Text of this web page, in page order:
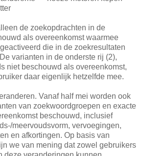
de zoekopdrachten in de
als overeenkomst waarmee
die in de zoekresultaten
varianten in de onderste rij (2),
niet beschouwd als overeenkomst,
daar eigenlijk hetzelfde mee.
Vanaf half mei worden ook
van zoekwoordgroepen en exacte
beschouwd, inclusief
meervoudsvorm, vervoegingen,
en afkortingen. Op basis van
we van mening dat zowel gebruikers